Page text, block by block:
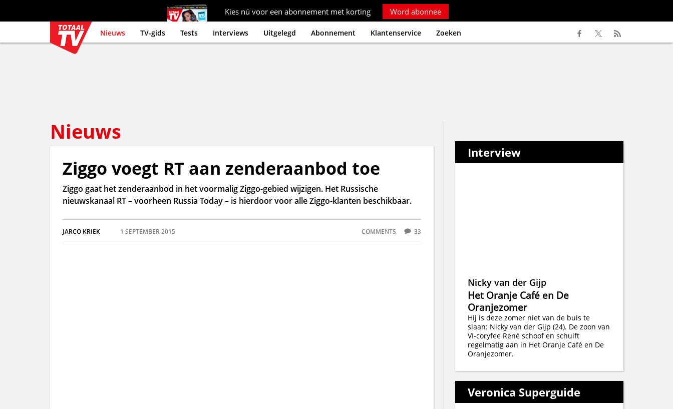
Kies nú voor een abonnement met korting Word abonnee
Nieuws TV-gids Tests Interviews Uitgelegd Abonnement Klantenservice Zoeken
Nieuws
Ziggo voegt RT aan zenderaanbod toe
Ziggo gaat het zenderaanbod in het voormalig Ziggo-gebied wijzigen. Het Russische
nieuwskanaal RT – voorheen Russia Today – is hierdoor voor alle Ziggo-klanten beschikbaar.
JARCO KRIEK 1 SEPTEMBER 2015 COMMENTS 33
Interview
Nicky van der Gijp
Het Oranje Café en De
Oranjezomer
Hij is deze zomer niet van de buis te
slaan: Nicky van der Gijp (24). De zoon van
VI-coryfee René schoof en schuift
regelmatig aan in Het Oranje Café en De
Oranjezomer.
Veronica Superguide